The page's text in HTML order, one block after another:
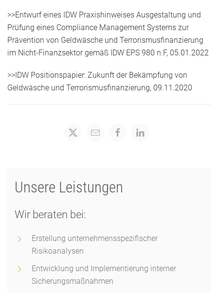
>>Entwurf eines IDW Praxishinweises Ausgestaltung und
Prüfung eines Compliance Management Systems zur
Prävention von Geldwäsche und Terrorismusfinanzierung
im Nicht-Finanzsektor gemäß IDW EPS 980 n.F, 05.01.2022
>>IDW Positionspapier: Zukunft der Bekämpfung von
Geldwäsche und Terrorismusfinanzierung, 09.11.2020
Unsere Leistungen
Wir beraten bei:
Erstellung unternehmensspezifischer
Risikoanalysen
Entwicklung und Implementierung interner
Sicherungsmaßnahmen